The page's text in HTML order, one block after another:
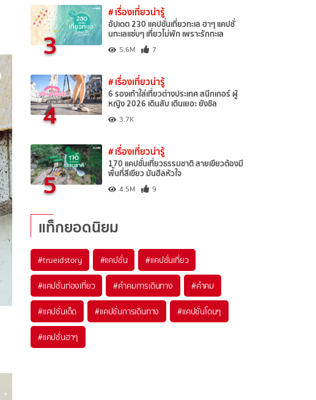
3
# เรื่องเที่ยวน่ารู้
อัปเดต 230 แคปชั่นเที่ยวทะเล ฮาๆ แคปชั่
นทะเลแซ่บๆ เที่ยวไม่พัก เพราะรักทะเล
5.6M 7
4
# เรื่องเที่ยวน่ารู้
6 รองเท้าใส่เที่ยวต่างประเทศ สนีกเกอร์ ผู้
หญิง 2026 เดินสับ เดินเยอะ ยังชิล
3.7K
5
# เรื่องเที่ยวน่ารู้
170 แคปชั่นเที่ยวธรรมชาติ สายเขียวต้องมี
พื้นที่สีเขียว มันฮีลหัวใจ
4.5M 9
แท็กยอดนิยม
#trueidstory #แคปชั่น #แคปชั่นเที่ยว
#แคปชั่นท่องเที่ยว #คำคมการเดินทาง #คำคม
#แคปชั่นเด็ด #แคปชั่นการเดินทาง #แคปชั่นโดนๆ
#แคปชั่นฮาๆ